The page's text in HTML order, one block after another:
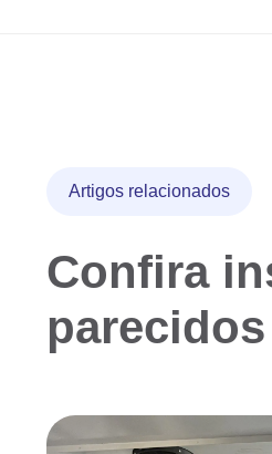
Artigos relacionados
Confira